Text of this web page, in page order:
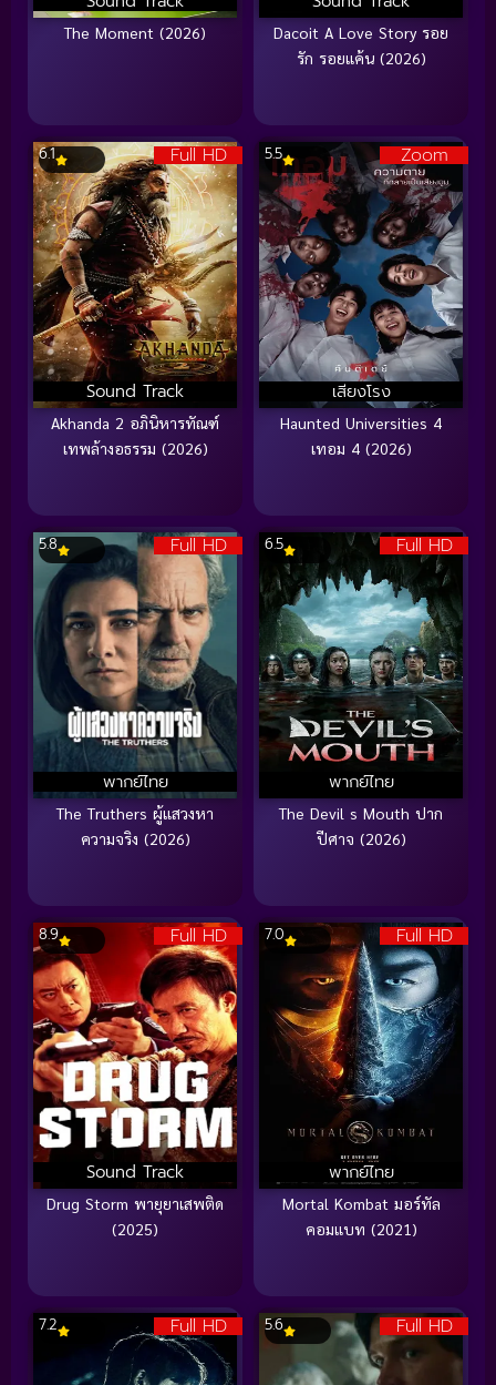
The Moment (2026)
Dacoit A Love Story รอย
รัก รอยแค้น (2026)
Full HD
Sound Track
6.1
Akhanda 2 อภินิหารทัณฑ์
เทพล้างอธรรม (2026)
Zoom
เสียงโรง
5.5
Haunted Universities 4
เทอม 4 (2026)
Full HD
พากย์ไทย
5.8
The Truthers ผู้แสวงหา
ความจริง (2026)
Full HD
พากย์ไทย
6.5
The Devil s Mouth ปาก
ปีศาจ (2026)
Full HD
Sound Track
8.9
Drug Storm พายุยาเสพติด
(2025)
Full HD
พากย์ไทย
7.0
Mortal Kombat มอร์ทัล
คอมแบท (2021)
Full HD
7.2 Full HD
5.6